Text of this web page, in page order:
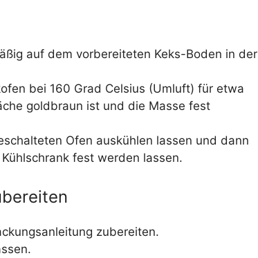
auf dem vorbereiteten Keks-Boden in der
bei 160 Grad Celsius (Umluft) für etwa
goldbraun ist und die Masse fest
Ofen auskühlen lassen und dann
fest werden lassen.
zubereiten.